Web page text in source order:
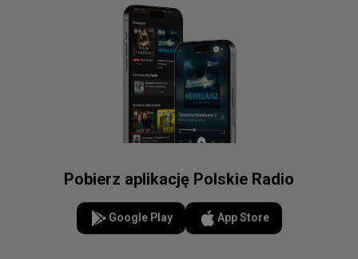
Pobierz aplikację Polskie Radio
Google Play App Store